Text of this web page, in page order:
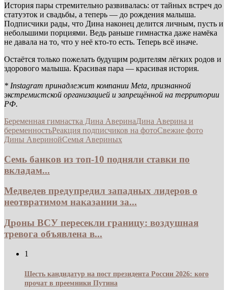
История пары стремительно развивалась: от тайных встреч до
статуэток и свадьбы, а теперь — до рождения малыша.
Подписчики рады, что Дина наконец делится личным, пусть и
небольшими порциями. Ведь раньше гимнастка даже намёка
не давала на то, что у неё кто-то есть. Теперь всё иначе.
Остаётся только пожелать будущим родителям лёгких родов и
здорового малыша. Красивая пара — красивая история.
* Instagram принадлежит компании Meta, признанной
экстремистской организацией и запрещённой на территории
РФ.
Беременная гимнастка Дина АверинаДина Аверина и
беременностьРеакция подписчиков на фотоСвежие фото
Дины АверинойСемья Авериных
Семь банков из топ-10 подняли ставки по
вкладам...
Медведев предупредил западных лидеров о
неотвратимом наказании за...
Дроны ВСУ пересекли границу: воздушная
тревога объявлена в...
1
Шесть кандидатур на пост президента России 2026: кого
прочат в преемники Путина